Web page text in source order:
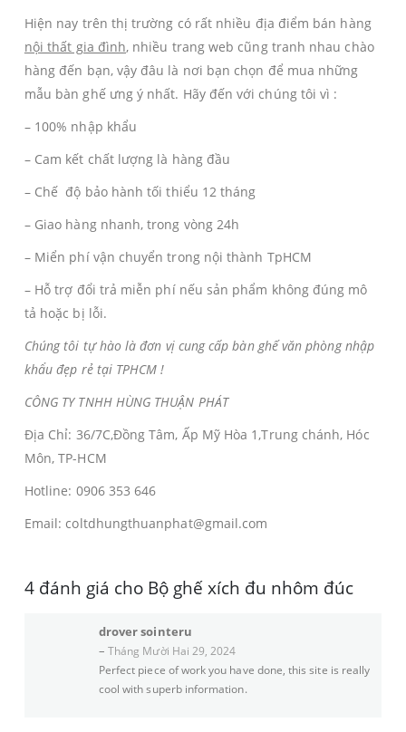
Hiện nay trên thị trường có rất nhiều địa điểm bán hàng
nội thất gia đình, nhiều trang web cũng tranh nhau chào
hàng đến bạn, vậy đâu là nơi bạn chọn để mua những
mẫu bàn ghế ưng ý nhất. Hãy đến với chúng tôi vì :
– 100% nhập khẩu
– Cam kết chất lượng là hàng đầu
– Chế độ bảo hành tối thiểu 12 tháng
– Giao hàng nhanh, trong vòng 24h
– Miển phí vận chuyển trong nội thành TpHCM
– Hỗ trợ đổi trả miễn phí nếu sản phẩm không đúng mô
tả hoặc bị lỗi.
Chúng tôi tự hào là đơn vị cung cấp bàn ghế văn phòng nhập
khẩu đẹp rẻ tại TPHCM !
CÔNG TY TNHH HÙNG THUẬN PHÁT
Địa Chỉ: 36/7C,Đồng Tâm, Ấp Mỹ Hòa 1,Trung chánh, Hóc
Môn, TP-HCM
Hotline: 0906 353 646
Email: coltdhungthuanphat@gmail.com
4 đánh giá cho Bộ ghế xích đu nhôm đúc
drover sointeru
– Tháng Mười Hai 29, 2024
Perfect piece of work you have done, this site is really
cool with superb information.